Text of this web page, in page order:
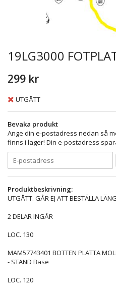
19LG3000
299 kr
UTGÅTT
Bevaka produkt
Ange din e-postadress nedan så
finns i lager! Din e-postadress
Produktbeskrivning:
UTGÅTT. GÅR EJ ATT BESTÄLLA
2 DELAR INGÅR
LOC. 130
MAM57743401 BOTTEN PLATTA
- STAND Base
LOC. 120